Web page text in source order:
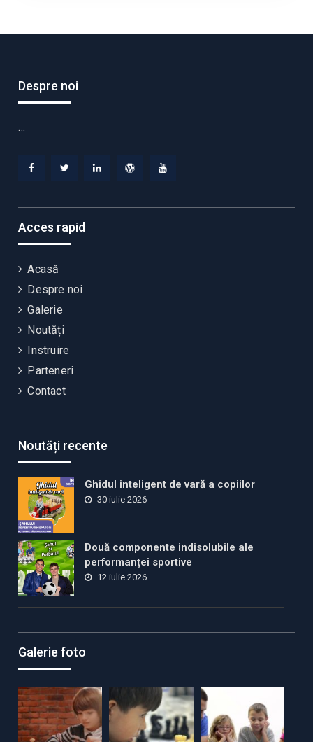
Despre noi
…
Acces rapid
Acasă
Despre noi
Galerie
Noutăți
Instruire
Parteneri
Contact
Noutăți recente
Ghidul inteligent de vară a copiilor
30 iulie 2026
Două componente indisolubile ale
performanței sportive
12 iulie 2026
Galerie foto